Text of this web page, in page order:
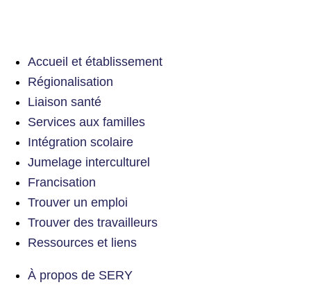
Accueil et établissement
Régionalisation
Liaison santé
Services aux familles
Intégration scolaire
Jumelage interculturel
Francisation
Trouver un emploi
Trouver des travailleurs
Ressources et liens
À propos de SERY